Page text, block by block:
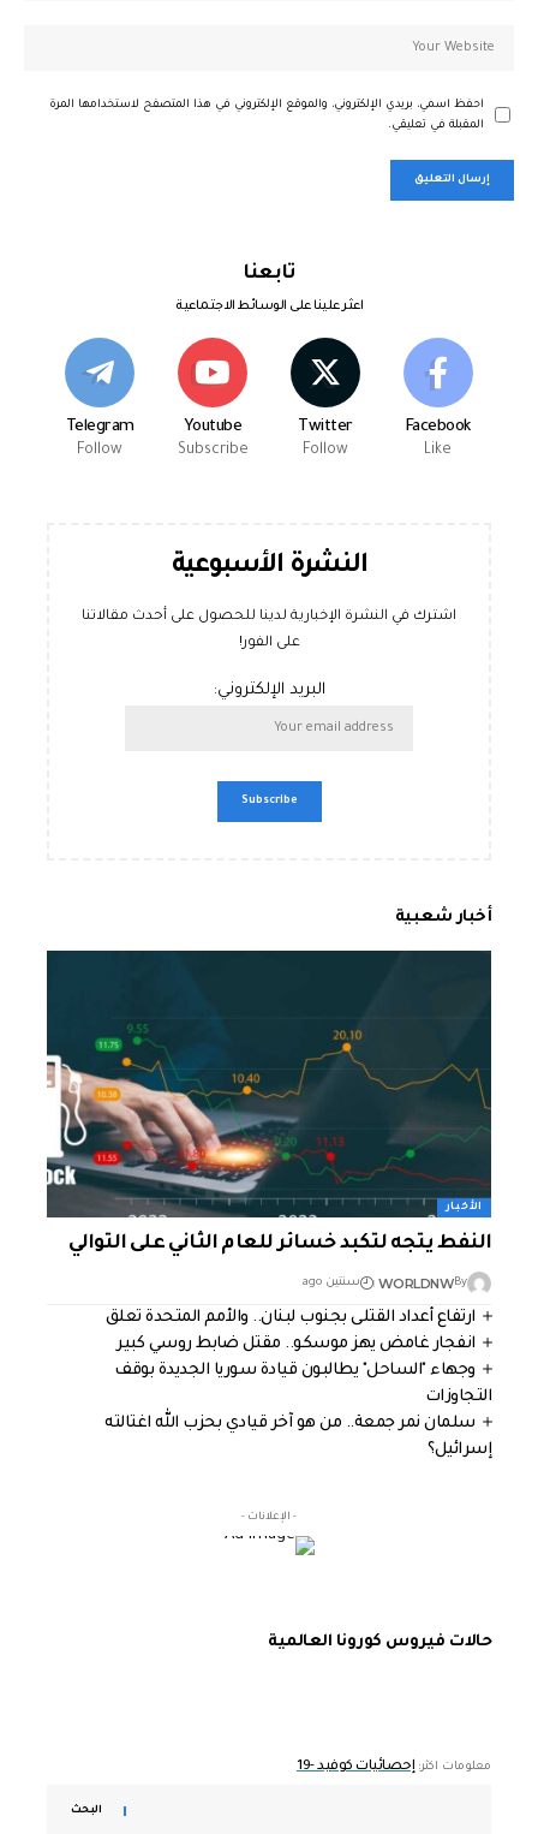
احفظ اسمي، بريدي الإلكتروني، والموقع الإلكتروني في هذا المتصفح لاستخدامها المرة
المقبلة في تعليقي.
تابعنا
اعثر علينا على الوسائط الاجتماعية
Facebook
Like
Twitter
Follow
Youtube
Subscribe
Telegram
Follow
النشرة الأسبوعية
اشترك في النشرة الإخبارية لدينا للحصول على أحدث مقالاتنا
على الفور!
البريد الإلكتروني:
أخبار شعبية
الأخبار
النفط يتجه لتكبد خسائر للعام الثاني على التوالي
By
WORLDNW سنتين ago
ارتفاع أعداد القتلى بجنوب لبنان.. والأمم المتحدة تعلق
انفجار غامض يهز موسكو.. مقتل ضابط روسي كبير
وجهاء "الساحل" يطالبون قيادة سوريا الجديدة بوقف
التجاوزات
سلمان نمر جمعة.. من هو آخر قيادي بحزب الله اغتالته
إسرائيل؟
- الإعلانات -
حالات فيروس كورونا العالمية
معلومات اكثر: إحصائيات كوفيد -19
البحث